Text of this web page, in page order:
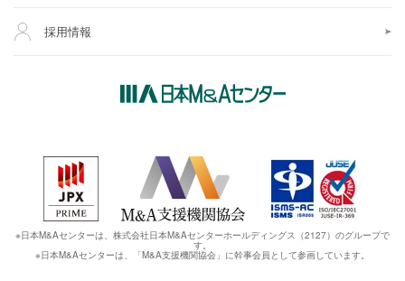
採用情報
※日本M&Aセンターは、株式会社日本M&Aセンターホールディングス（2127）のグループで
す。
※日本M&Aセンターは、「M&A支援機関協会」に幹事会員として参画しています。